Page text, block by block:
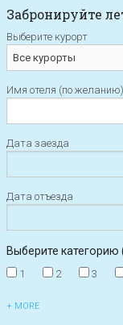
Забронируйте
Выберите курорт
Имя отеля (по желанию)
Дата заезда
Дата отъезда
Выберите категорию
1 2 3
+ MORE